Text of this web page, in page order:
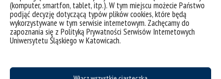
(komputer, smartfon, tablet, itp.). W tym miejscu możecie Państwo
podjąć decyzję dotyczącą typów plików cookies, które będą
wykorzystywane w tym serwisie internetowym. Zachęcamy do
zapoznania się z Polityką Prywatności Serwisów Internetowych
Uniwersytetu Śląskiego w Katowicach.
Uczestnicy mają możliwość brania udziału również w innych
zajęciach oferowanych w ramach projektu „Z Nauką za pan brat”
poprzez osobną rekrutację/rejestrację, to jest w:
czerwcowych warsztatach plenerowych – niezależna
programie tutoringowym (niezależna rekrutacja, 25 godzin